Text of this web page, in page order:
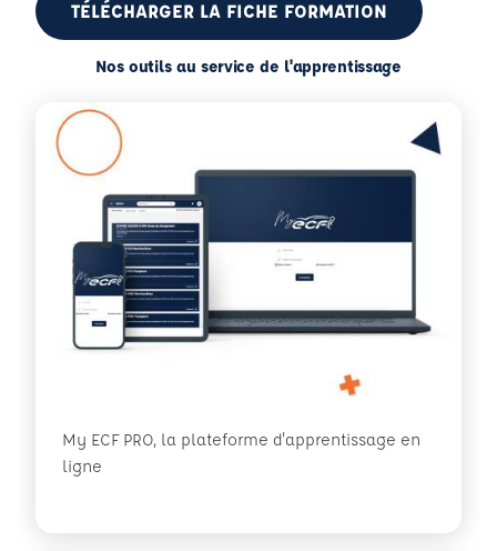
TÉLÉCHARGER LA FICHE FORMATION
Nos outils au service de l'apprentissage
My ECF PRO, la plateforme d'apprentissage en
ligne